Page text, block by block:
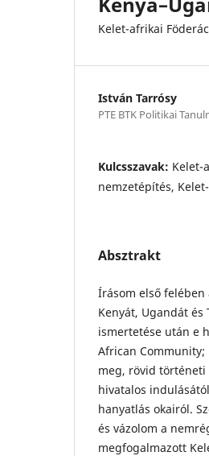
Kelet-afrikai
István Tarrósy
PTE BTK Politikai
Kulcsszavak: Kelet-
nemzetépítés,
Absztrakt
Írásom első
Kenyát, Ugandát és
ismertetése után e
African
meg, rövid történeti
hivatalos
hanyatlás okairól.
és vázolom a
megfogalmazott